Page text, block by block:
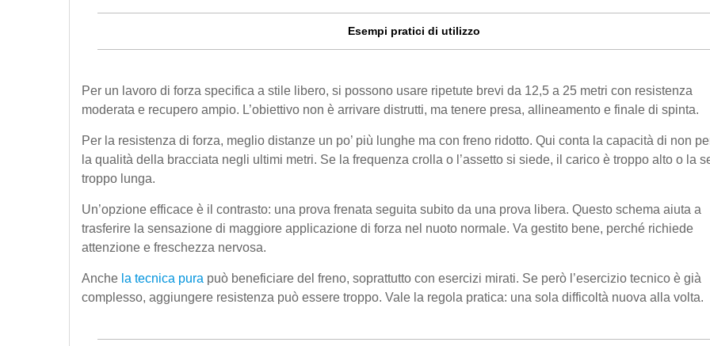
Esempi pratici di utilizzo
Per un lavoro di forza specifica a stile libero, si possono usare ripetute brevi da 12,5 a 25 metri con resistenza
moderata e recupero ampio. L’obiettivo non è arrivare distrutti, ma tenere presa, allineamento e finale di spinta.
Per la resistenza di forza, meglio distanze un po’ più lunghe ma con freno ridotto. Qui conta la capacità di non
la qualità della bracciata negli ultimi metri. Se la frequenza crolla o l’assetto si siede, il carico è troppo alto o la
troppo lunga.
Un’opzione efficace è il contrasto: una prova frenata seguita subito da una prova libera. Questo schema aiuta a
trasferire la sensazione di maggiore applicazione di forza nel nuoto normale. Va gestito bene, perché richiede
attenzione e freschezza nervosa.
Anche la tecnica pura può beneficiare del freno, soprattutto con esercizi mirati. Se però l’esercizio tecnico è già
complesso, aggiungere resistenza può essere troppo. Vale la regola pratica: una sola difficoltà nuova alla volta.